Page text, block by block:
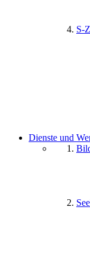
S-Z
Dienste und